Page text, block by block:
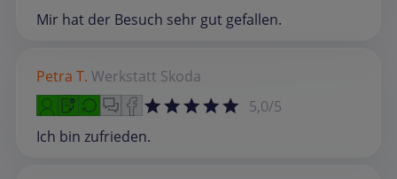
Mir hat der Besuch sehr gut gefallen.
Petra T. Werkstatt Skoda
5,0/5
Ich bin zufrieden.